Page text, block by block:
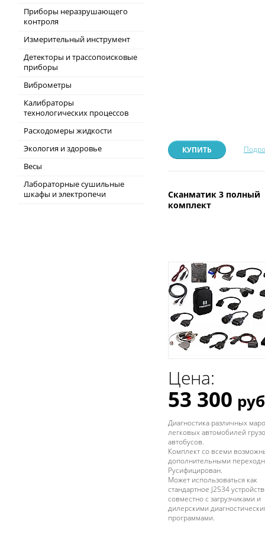
КУПИТЬ
Сканматик 3 полный
комплект
Цена:
53 300
Диагностика различных
легковых автомобилей
автобусов.
Комплект со всеми
дополнительными
Русифицирован.
Может использоваться как
стандартное J2534
совместно с загрузчиками и
дилерскими
программами.
Приборы неразрушающего
контроля
Измерительный инструмент
Детекторы и трассопоисковые
приборы
Виброметры
Калибраторы
технологических процессов
Расходомеры жидкости
Экология и здоровье
Весы
Лабораторные сушильные
шкафы и электропечи